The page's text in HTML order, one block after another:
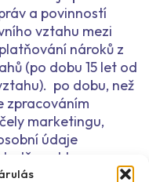
a povinností
vztahu mezi
nároků z
(po dobu 15 let od
po dobu, než
zpracováním
marketingu,
údaje
souhlasu.